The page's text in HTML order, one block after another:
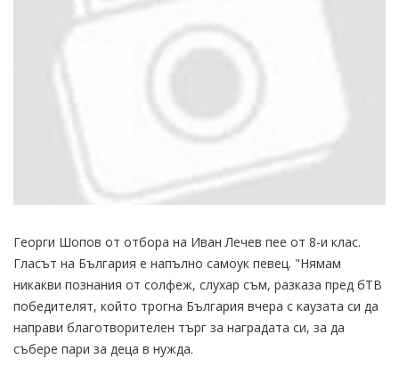
Георги Шопов от отбора на Иван Лечев пее от 8-и клас.
Гласът на България е напълно самоук певец. "Нямам
никакви познания от солфеж, слухар съм, разказа пред бТВ
победителят, който трогна България вчера с каузата си да
направи благотворителен търг за наградата си, за да
събере пари за деца в нужда.